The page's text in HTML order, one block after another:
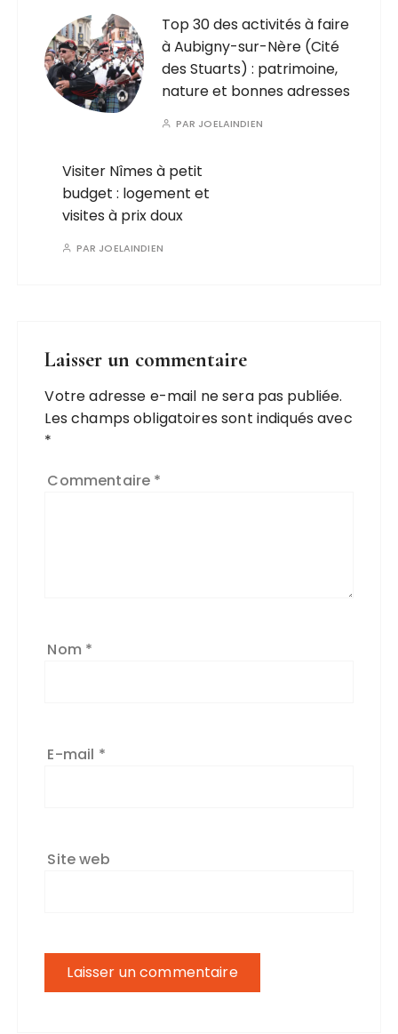
Top 30 des activités à faire
à Aubigny-sur-Nère (Cité
des Stuarts) : patrimoine,
nature et bonnes adresses
PAR JOELAINDIEN
Visiter Nîmes à petit
budget : logement et
visites à prix doux
PAR JOELAINDIEN
Laisser un commentaire
Votre adresse e-mail ne sera pas publiée.
Les champs obligatoires sont indiqués avec
*
Commentaire *
Nom *
E-mail *
Site web